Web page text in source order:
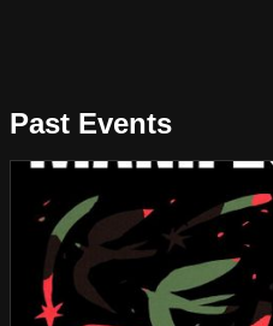
Past Events